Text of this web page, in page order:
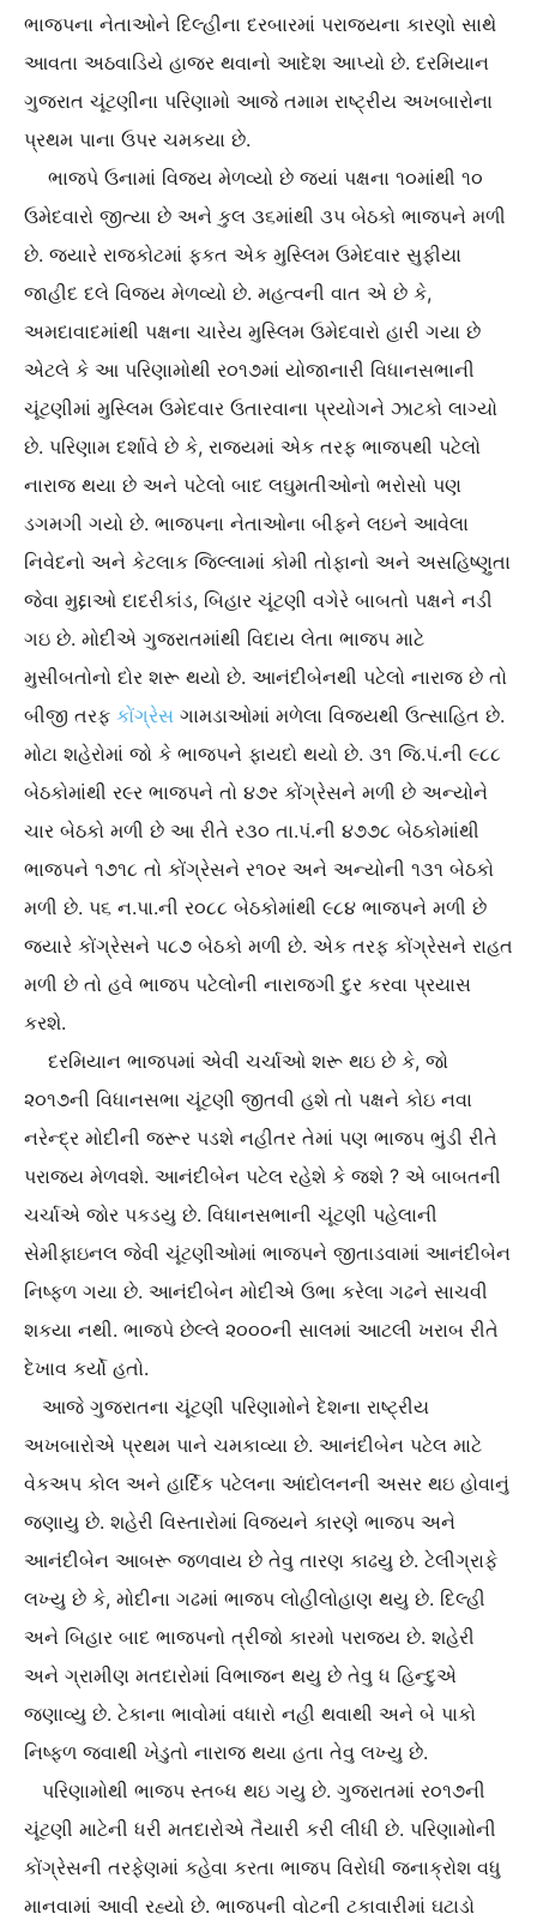
ભાજપના નેતાઓને દિલ્‍હીના દરબારમાં પરાજયના કારણો સાથે
આવતા અઠવાડિયે હાજર થવાનો આદેશ આપ્‍યો છે. દરમિયાન
ગુજરાત ચૂંટણીના પરિણામો આજે તમામ રાષ્‍ટ્રીય અખબારોના
પ્રથમ પાના ઉપર ચમકયા છે.
ભાજપે ઉનામાં વિજય મેળવ્‍યો છે જયાં પક્ષના ૧૦માંથી ૧૦
ઉમેદવારો જીત્‍યા છે અને કુલ ૩૬માંથી ૩પ બેઠકો ભાજપને મળી
છે. જયારે રાજકોટમાં ફકત એક મુસ્‍લિમ ઉમેદવાર સુફીયા
જાહીદ દલે વિજય મેળવ્‍યો છે. મહત્‍વની વાત એ છે કે,
અમદાવાદમાંથી પક્ષના ચારેય મુસ્‍લિમ ઉમેદવારો હારી ગયા છે
એટલે કે આ પરિણામોથી ર૦૧૭માં યોજાનારી વિધાનસભાની
ચૂંટણીમાં મુસ્‍લિમ ઉમેદવાર ઉતારવાના પ્રયોગને ઝાટકો લાગ્‍યો
છે. પરિણામ દર્શાવે છે કે, રાજયમાં એક તરફ ભાજપથી પટેલો
નારાજ થયા છે અને પટેલો બાદ લઘુમતીઓનો ભરોસો પણ
ડગમગી ગયો છે. ભાજપના નેતાઓના બીફને લઇને આવેલા
નિવેદનો અને કેટલાક જિલ્લામાં કોમી તોફાનો અને અસહિષ્‍ણુતા
જેવા મુદ્દાઓ દાદરીકાંડ, બિહાર ચૂંટણી વગેરે બાબતો પક્ષને નડી
ગઇ છે. મોદીએ ગુજરાતમાંથી વિદાય લેતા ભાજપ માટે
મુસીબતોનો દોર શરૂ થયો છે. આનંદીબેનથી પટેલો નારાજ છે તો
બીજી તરફ કોંગ્રેસ ગામડાઓમાં મળેલા વિજયથી ઉત્‍સાહિત છે.
મોટા શહેરોમાં જો કે ભાજપને ફાયદો થયો છે. ૩૧ જિ.પં.ની ૯૮૮
બેઠકોમાંથી ર૯ર ભાજપને તો ૪૭ર કોંગ્રેસને મળી છે અન્‍યોને
ચાર બેઠકો મળી છે આ રીતે ર૩૦ તા.પં.ની ૪૭૭૮ બેઠકોમાંથી
ભાજપને ૧૭૧૮ તો કોંગ્રેસને ર૧૦ર અને અન્‍યોની ૧૩૧ બેઠકો
મળી છે. પ૬ ન.પા.ની ર૦૮૮ બેઠકોમાંથી ૯૮૪ ભાજપને મળી છે
જયારે કોંગ્રેસને પ૮૭ બેઠકો મળી છે. એક તરફ કોંગ્રેસને રાહત
મળી છે તો હવે ભાજપ પટેલોની નારાજગી દુર કરવા પ્રયાસ
કરશે.
દરમિયાન ભાજપમાં એવી ચર્ચાઓ શરૂ થઇ છે કે, જો
૨૦૧૭ની વિધાનસભા ચૂંટણી જીતવી હશે તો પક્ષને કોઇ નવા
નરેન્‍દ્ર મોદીની જરૂર પડશે નહીતર તેમાં પણ ભાજપ ભુંડી રીતે
પરાજય મેળવશે. આનંદીબેન પટેલ રહેશે કે જશે ? એ બાબતની
ચર્ચાએ જોર પકડયુ છે. વિધાનસભાની ચૂંટણી પહેલાની
સેમીફાઇનલ જેવી ચૂંટણીઓમાં ભાજપને જીતાડવામાં આનંદીબેન
નિષ્‍ફળ ગયા છે. આનંદીબેન મોદીએ ઉભા કરેલા ગઢને સાચવી
શકયા નથી. ભાજપે છેલ્લે ૨૦૦૦ની સાલમાં આટલી ખરાબ રીતે
દેખાવ કર્યો હતો.
આજે ગુજરાતના ચૂંટણી પરિણામોને દેશના રાષ્‍ટ્રીય
અખબારોએ પ્રથમ પાને ચમકાવ્‍યા છે. આનંદીબેન પટેલ માટે
વેકઅપ કોલ અને હાર્દિક પટેલના આંદોલનની અસર થઇ હોવાનું
જણાયુ છે. શહેરી વિસ્‍તારોમાં વિજયને કારણે ભાજપ અને
આનંદીબેન આબરૂ જળવાય છે તેવુ તારણ કાઢયુ છે. ટેલીગ્રાફે
લખ્‍યુ છે કે, મોદીના ગઢમાં ભાજપ લોહીલોહાણ થયુ છે. દિલ્‍હી
અને બિહાર બાદ ભાજપનો ત્રીજો કારમો પરાજય છે. શહેરી
અને ગ્રામીણ મતદારોમાં વિભાજન થયુ છે તેવુ ધ હિન્‍દુએ
જણાવ્‍યુ છે. ટેકાના ભાવોમાં વધારો નહી થવાથી અને બે પાકો
નિષ્‍ફળ જવાથી ખેડુતો નારાજ થયા હતા તેવુ લખ્‍યુ છે.
પરિણામોથી ભાજપ સ્‍તબ્‍ધ થઇ ગયુ છે. ગુજરાતમાં ર૦૧૭ની
ચૂંટણી માટેની ધરી મતદારોએ તૈયારી કરી લીધી છે. પરિણામોની
કોંગ્રેસની તરફેણમાં કહેવા કરતા ભાજપ વિરોધી જનાક્રોશ વધુ
માનવામાં આવી રહ્યો છે. ભાજપની વોટની ટકાવારીમાં ઘટાડો